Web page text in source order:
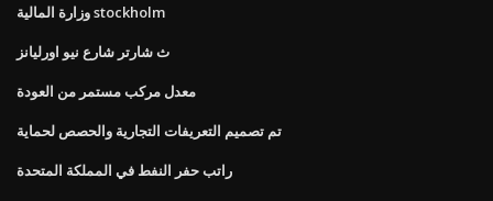
وزارة المالية stockholm
ث شارتر شارع نيو اورليانز
معدل مركب مستمر من العودة
تم تصميم التعريفات التجارية والحصص لحماية
راتب حفر النفط في المملكة المتحدة